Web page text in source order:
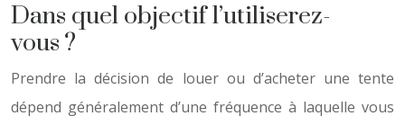
Dans quel objectif l’utiliserez-
vous ?
Prendre la décision de louer ou d’acheter une tente
dépend généralement d’une fréquence à laquelle vous